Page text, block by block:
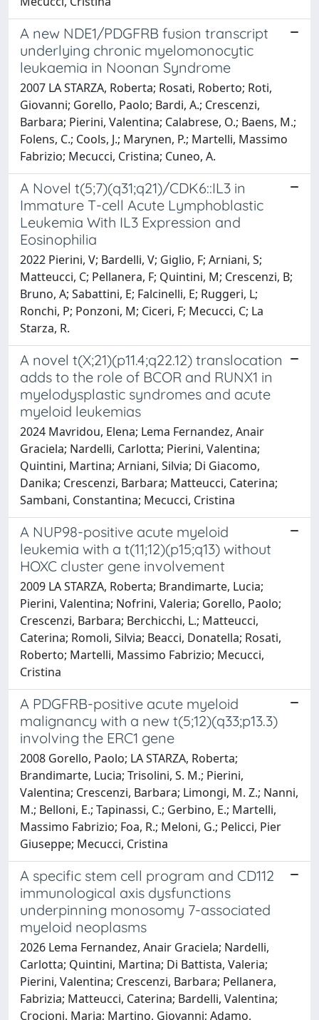
A new NDE1/PDGFRB fusion transcript
underlying chronic myelomonocytic
leukaemia in Noonan Syndrome
2007 LA STARZA, Roberta; Rosati, Roberto; Roti,
Giovanni; Gorello, Paolo; Bardi, A.; Crescenzi,
Barbara; Pierini, Valentina; Calabrese, O.; Baens, M.;
Folens, C.; Cools, J.; Marynen, P.; Martelli, Massimo
Fabrizio; Mecucci, Cristina; Cuneo, A.
A Novel t(5;7)(q31;q21)/CDK6::IL3 in
Immature T-cell Acute Lymphoblastic
Leukemia With IL3 Expression and
Eosinophilia
2022 Pierini, V; Bardelli, V; Giglio, F; Arniani, S;
Matteucci, C; Pellanera, F; Quintini, M; Crescenzi, B;
Bruno, A; Sabattini, E; Falcinelli, E; Ruggeri, L;
Ronchi, P; Ponzoni, M; Ciceri, F; Mecucci, C; La
Starza, R.
A novel t(X;21)(p11.4;q22.12) translocation
adds to the role of BCOR and RUNX1 in
myelodysplastic syndromes and acute
myeloid leukemias
2024 Mavridou, Elena; Lema Fernandez, Anair
Graciela; Nardelli, Carlotta; Pierini, Valentina;
Quintini, Martina; Arniani, Silvia; Di Giacomo,
Danika; Crescenzi, Barbara; Matteucci, Caterina;
Sambani, Constantina; Mecucci, Cristina
A NUP98-positive acute myeloid
leukemia with a t(11;12)(p15;q13) without
HOXC cluster gene involvement
2009 LA STARZA, Roberta; Brandimarte, Lucia;
Pierini, Valentina; Nofrini, Valeria; Gorello, Paolo;
Crescenzi, Barbara; Berchicchi, L.; Matteucci,
Caterina; Romoli, Silvia; Beacci, Donatella; Rosati,
Roberto; Martelli, Massimo Fabrizio; Mecucci,
Cristina
A PDGFRB-positive acute myeloid
malignancy with a new t(5;12)(q33;p13.3)
involving the ERC1 gene
2008 Gorello, Paolo; LA STARZA, Roberta;
Brandimarte, Lucia; Trisolini, S. M.; Pierini,
Valentina; Crescenzi, Barbara; Limongi, M. Z.; Nanni,
M.; Belloni, E.; Tapinassi, C.; Gerbino, E.; Martelli,
Massimo Fabrizio; Foa, R.; Meloni, G.; Pelicci, Pier
Giuseppe; Mecucci, Cristina
A specific stem cell program and CD112
immunological axis dysfunctions
underpinning monosomy 7-associated
myeloid neoplasms
2026 Lema Fernandez, Anair Graciela; Nardelli,
Carlotta; Quintini, Martina; Di Battista, Valeria;
Pierini, Valentina; Crescenzi, Barbara; Pellanera,
Fabrizia; Matteucci, Caterina; Bardelli, Valentina;
Crocioni, Maria; Martino, Giovanni; Adamo,